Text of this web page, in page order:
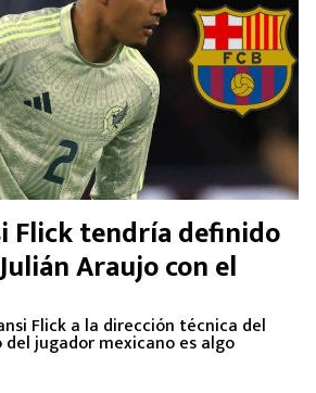
Flick tendría definido
Araujo con el
Flick a la dirección técnica del
jugador mexicano es algo